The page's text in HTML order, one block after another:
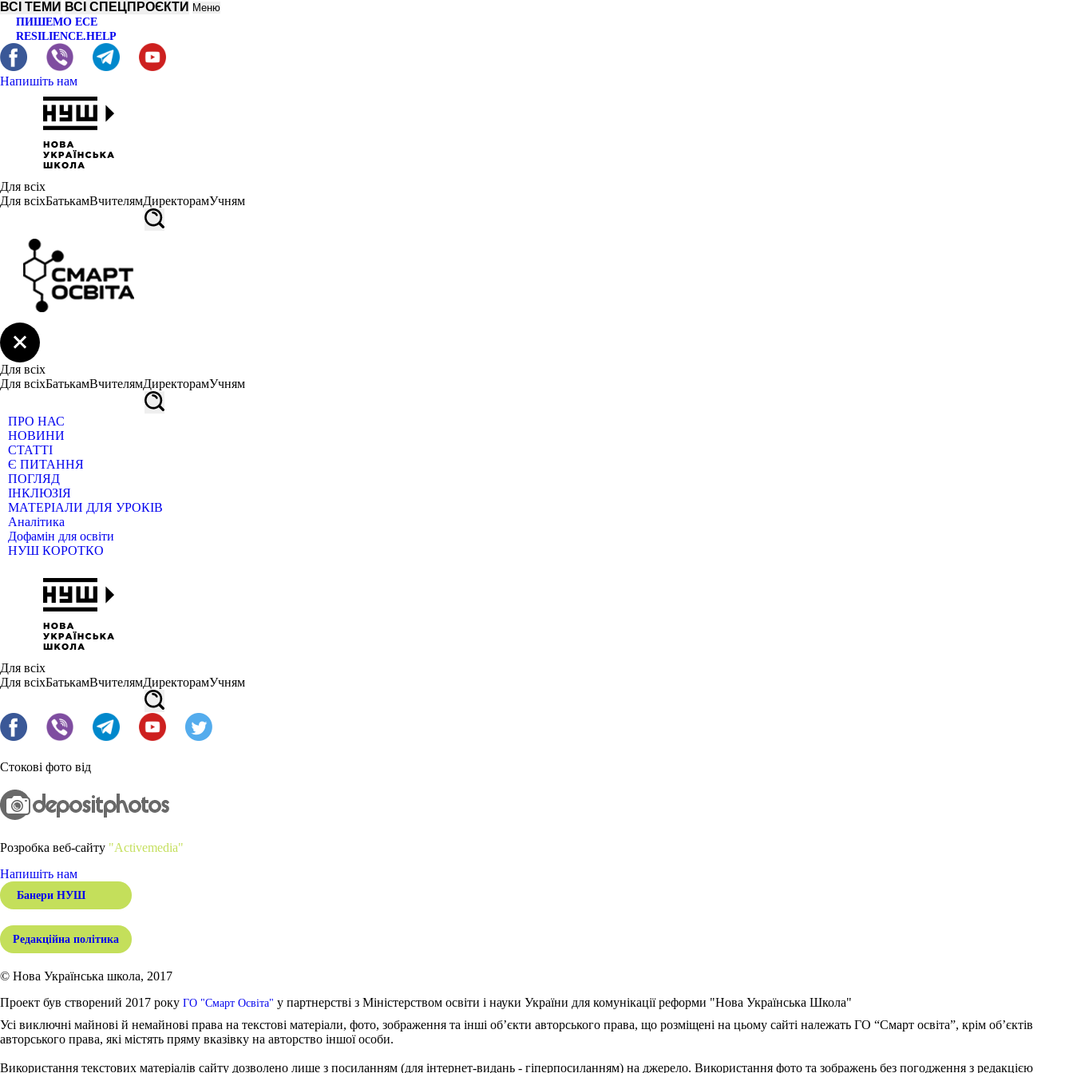
ВСІ ТЕМИ ВСІ СПЕЦПРОЄКТИ Меню
ПИШЕМО ЕСЕ
RESILIENCE.HELP
Напишіть нам
Для всіх
Для всіхБатькамВчителямДиректорамУчням
Для всіх
Для всіхБатькамВчителямДиректорамУчням
ПРО НАС
НОВИНИ
СТАТТІ
Є ПИТАННЯ
ПОГЛЯД
ІНКЛЮЗІЯ
МАТЕРІАЛИ ДЛЯ УРОКІВ
Аналітика
Дофамін для освіти
НУШ КОРОТКО
Для всіх
Для всіхБатькамВчителямДиректорамУчням
Стокові фото від
Розробка веб-сайту "Activemedia"
Напишіть нам
Банери НУШ
Редакційна політика
© Нова Українська школа, 2017
Проект був створений 2017 року ГО "Смарт Освіта" у партнерстві з Міністерством освіти і науки України для комунікації реформи "Нова Українська Школа"
Усі виключні майнові й немайнові права на текстові матеріали, фото, зображення та інші об’єкти авторського права, що розміщені на цьому сайті належать ГО “Смарт освіта”, крім об’єктів
авторського права, які містять пряму вказівку на авторство іншої особи.
Використання текстових матеріалів сайту дозволено лише з посиланням (для інтернет-видань - гіперпосиланням) на джерело. Використання фото та зображень без погодження з редакцією